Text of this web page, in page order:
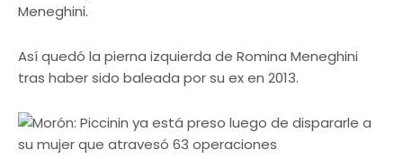
Meneghini.
Así quedó la pierna izquierda de Romina Meneghini
tras haber sido baleada por su ex en 2013.